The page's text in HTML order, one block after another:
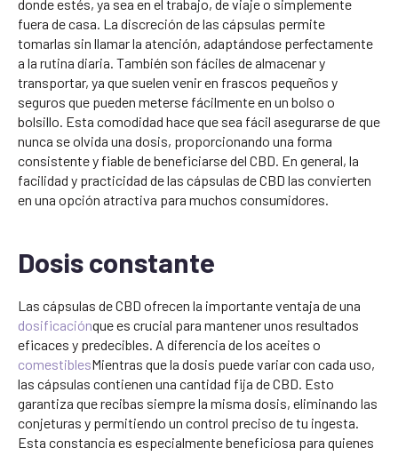
donde estés, ya sea en el trabajo, de viaje o simplemente
fuera de casa. La discreción de las cápsulas permite
tomarlas sin llamar la atención, adaptándose perfectamente
a la rutina diaria. También son fáciles de almacenar y
transportar, ya que suelen venir en frascos pequeños y
seguros que pueden meterse fácilmente en un bolso o
bolsillo. Esta comodidad hace que sea fácil asegurarse de que
nunca se olvida una dosis, proporcionando una forma
consistente y fiable de beneficiarse del CBD. En general, la
facilidad y practicidad de las cápsulas de CBD las convierten
en una opción atractiva para muchos consumidores.
Dosis constante
Las cápsulas de CBD ofrecen la importante ventaja de una
dosificaciónque es crucial para mantener unos resultados
eficaces y predecibles. A diferencia de los aceites o
comestiblesMientras que la dosis puede variar con cada uso,
las cápsulas contienen una cantidad fija de CBD. Esto
garantiza que recibas siempre la misma dosis, eliminando las
conjeturas y permitiendo un control preciso de tu ingesta.
Esta constancia es especialmente beneficiosa para quienes